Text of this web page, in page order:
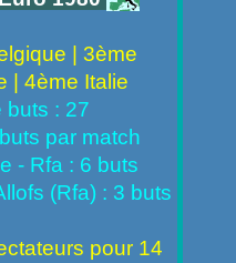
| 3ème
| 4ème Italie
buts : 27
par match
- Rfa : 6 buts
(Rfa) : 3 buts
pour 14